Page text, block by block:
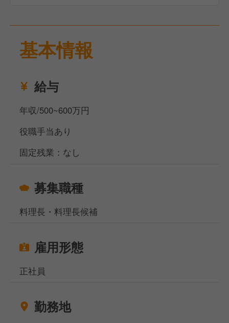
基本情報
給与
年収/500~600万円
役職手当あり
固定残業：なし
募集職種
料理長・料理長候補
雇用形態
正社員
勤務地